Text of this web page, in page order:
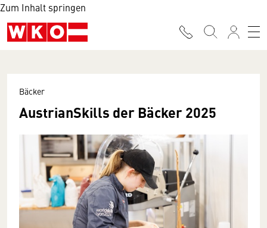
Zum Inhalt springen
Bäcker
AustrianSkills der Bäcker 2025